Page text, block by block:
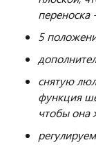
переноска
5
снятую
функция
чтобы она